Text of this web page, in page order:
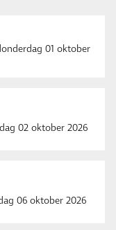
01 oktober
02 oktober 2026
06 oktober 2026